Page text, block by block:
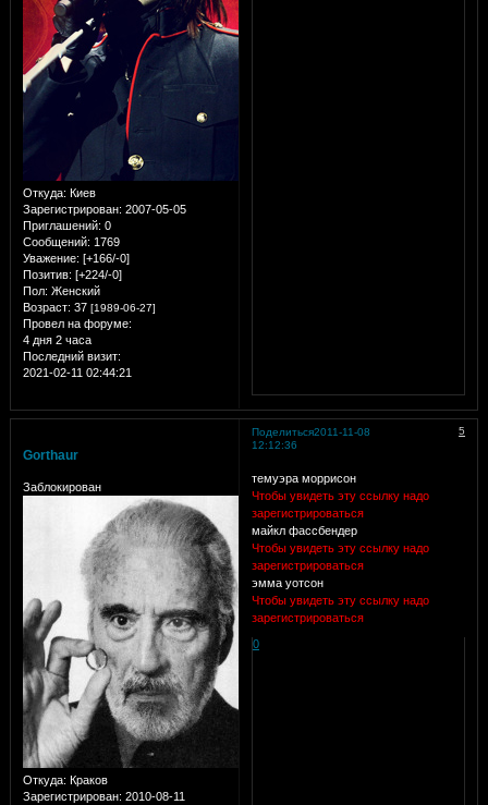
Откуда: Киев
Зарегистрирован: 2007-05-05
Приглашений: 0
Сообщений: 1769
Уважение: [+166/-0]
Позитив: [+224/-0]
Пол: Женский
Возраст: 37 [1989-06-27]
Провел на форуме:
4 дня 2 часа
Последний визит:
2021-02-11 02:44:21
Поделиться 5
2011-11-08
12:12:36
Gorthaur
Заблокирован
Откуда: Краков
Зарегистрирован: 2010-08-11
темуэра моррисон
Чтобы увидеть эту ссылку надо
зарегистрироваться
майкл фассбендер
Чтобы увидеть эту ссылку надо
зарегистрироваться
эмма уотсон
Чтобы увидеть эту ссылку надо
зарегистрироваться
0